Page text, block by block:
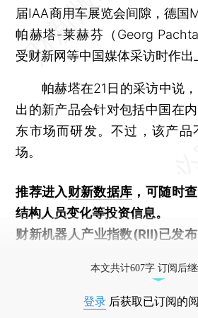
届IAA商用车展览会间隙，德国
帕赫塔-莱赫芬（Georg
受财新网等中国媒体采访时作出
帕赫塔在21日的采访中说，
出的新产品会针对包括中国在
东市场而研发。不过，该产品
场。
推荐进入财新数据库 ，可随时
结构人员变化等投资信息。
财新机器人产业指数(RII)已发布
本文共计607字 订阅后
登录 后获取已订阅的